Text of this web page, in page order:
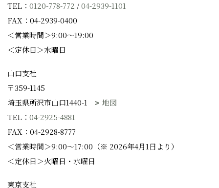
TEL： 0120-778-772 /04-2939-1101
FAX：04-2939-0400
＜営業時間＞9:00～19:00
＜定休日＞水曜日
山口支社
〒359-1145
埼玉県所沢市山口1440-1
地図
TEL： 04-2925-4881
FAX：04-2928-8777
＜営業時間＞9:00～17:00（※ 2026年4月1日より）
＜定休日＞火曜日・水曜日
東京支社